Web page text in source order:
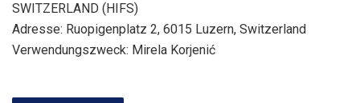
SWITZERLAND (HIFS)
Adresse: Ruopigenplatz 2, 6015 Luzern, Switzerland
Verwendungszweck: Mirela Korjenić